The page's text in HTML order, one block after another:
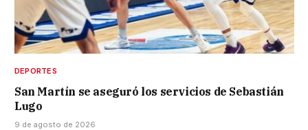
DEPORTES
San Martín se aseguró los servicios de Sebastián
Lugo
9 de agosto de 2026